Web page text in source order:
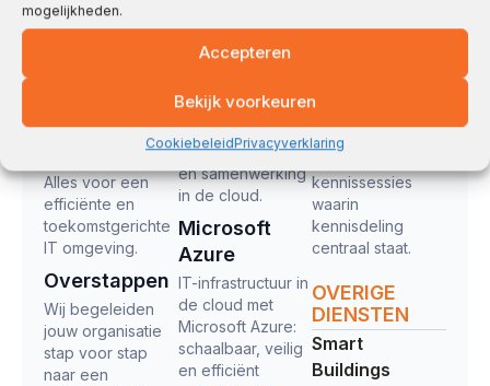
mogelijkheden.
Accepteren
Bekijk voorkeuren
CookiebeleidPrivacyverklaring
Ondersteuning,
Coördinatie
Alles voor een
efficiënte en
toekomstgerichte
IT omgeving.
Overstappen
Wij begeleiden
jouw organisatie
stap voor stap
naar een
oplossing.
365
Volledige suite
voor productiviteit
en samenwerking
in de cloud.
Microsoft
Azure
IT-infrastructuur in
de cloud met
Microsoft Azure:
schaalbaar, veilig
en efficiënt
centraal staan.
organiseren we
kennissessies
waarin
kennisdeling
centraal staat.
OVERIGE
DIENSTEN
Smart
Buildings